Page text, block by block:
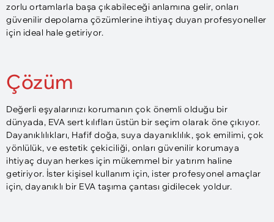
zorlu ortamlarla başa çıkabileceği anlamına gelir, onları
güvenilir depolama çözümlerine ihtiyaç duyan profesyoneller
için ideal hale getiriyor.
Çözüm
Değerli eşyalarınızı korumanın çok önemli olduğu bir
dünyada, EVA sert kılıfları üstün bir seçim olarak öne çıkıyor.
Dayanıklılıkları, Hafif doğa, suya dayanıklılık, şok emilimi, çok
yönlülük, ve estetik çekiciliği, onları güvenilir korumaya
ihtiyaç duyan herkes için mükemmel bir yatırım haline
getiriyor. İster kişisel kullanım için, ister profesyonel amaçlar
için, dayanıklı bir EVA taşıma çantası gidilecek yoldur.